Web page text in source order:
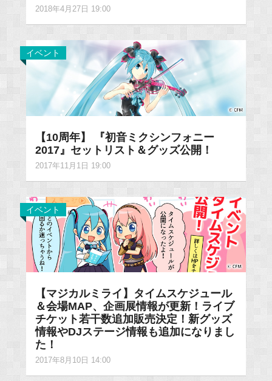
2018年4月27日 19:00
イベント
【10周年】 『初音ミクシンフォニー
2017』セットリスト＆グッズ公開！
2017年11月1日 19:00
イベント
【マジカルミライ】タイムスケジュール
＆会場MAP、企画展情報が更新！ライブ
チケット若干数追加販売決定！新グッズ
情報やDJステージ情報も追加になりまし
た！
2017年8月10日 14:00